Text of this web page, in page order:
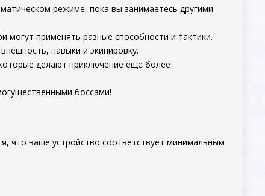
режиме, пока вы занимаетесь другими
применять разные способности и тактики.
навыки и экипировку.
делают приключение ещё более
боссами!
что ваше устройство соответствует минимальным